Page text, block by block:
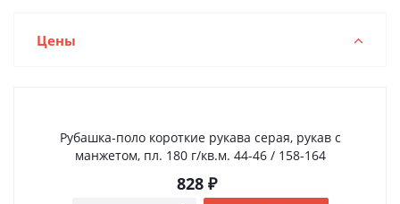
Цены
Рубашка-поло короткие рукава серая, рукав с
манжетом, пл. 180 г/кв.м. 44-46 / 158-164
828 ₽